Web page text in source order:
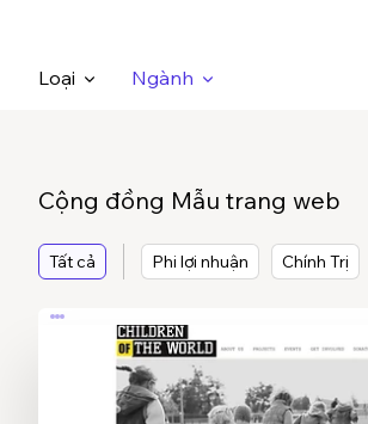
Loại Ngành
Cộng đồng Mẫu trang web
Tất cả Phi lợi nhuận Chính Trị